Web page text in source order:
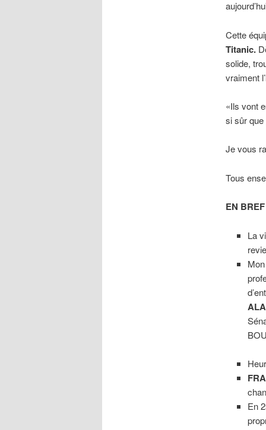
Cette
Titanic.
solide,
vraiment
«Ils vont
si sûr
Je vous
Tous
EN BREF
La
En